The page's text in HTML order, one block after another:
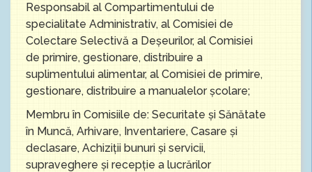
Responsabil al Compartimentului de
specialitate Administrativ, al Comisiei de
Colectare Selectivă a Deşeurilor, al Comisiei
de primire, gestionare, distribuire a
suplimentului alimentar, al Comisiei de primire,
gestionare, distribuire a manualelor şcolare;
Membru în Comisiile de: Securitate şi Sănătate
în Muncă, Arhivare, Inventariere, Casare și
declasare, Achiziţii bunuri şi servicii,
supraveghere şi recepţie a lucrărilor